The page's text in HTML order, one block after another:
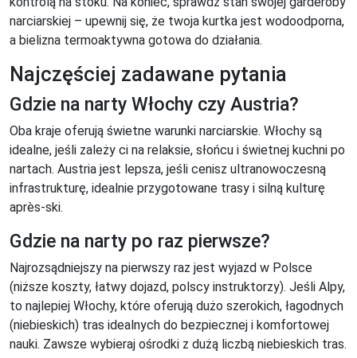
narciarskiej – upewnij się, że twoja kurtka jest wodoodporna,
a bielizna termoaktywna gotowa do działania.
Najczęściej zadawane pytania
Gdzie na narty Włochy czy Austria?
Oba kraje oferują świetne warunki narciarskie. Włochy są
idealne, jeśli zależy ci na relaksie, słońcu i świetnej kuchni po
nartach. Austria jest lepsza, jeśli cenisz ultranowoczesną
infrastrukturę, idealnie przygotowane trasy i silną kulturę
après-ski.
Gdzie na narty po raz pierwsze?
Najrozsądniejszy na pierwszy raz jest wyjazd w Polsce
(niższe koszty, łatwy dojazd, polscy instruktorzy). Jeśli Alpy,
to najlepiej Włochy, które oferują dużo szerokich, łagodnych
(niebieskich) tras idealnych do bezpiecznej i komfortowej
nauki. Zawsze wybieraj ośrodki z dużą liczbą niebieskich tras.